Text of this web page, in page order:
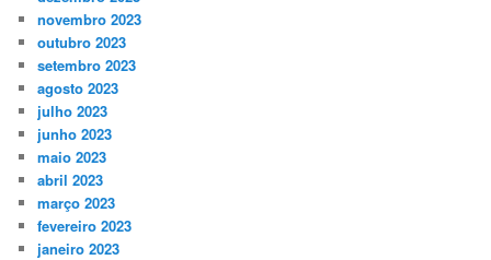
novembro 2023
outubro 2023
setembro 2023
agosto 2023
julho 2023
junho 2023
maio 2023
abril 2023
março 2023
fevereiro 2023
janeiro 2023